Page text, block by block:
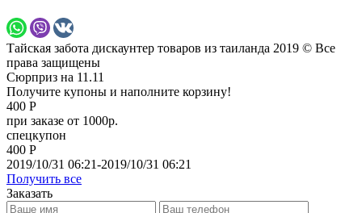
Тайская забота дискаунтер товаров из таиланда 2019 © Все
права защищены
Сюрприз на 11.11
Получите купоны и наполните корзину!
400 Р
при заказе от 1000р.
спецкупон
400 Р
2019/10/31 06:21-2019/10/31 06:21
Получить все
Заказать